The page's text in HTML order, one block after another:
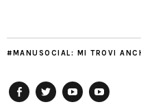
#MANUSOCIAL: MI TROVI